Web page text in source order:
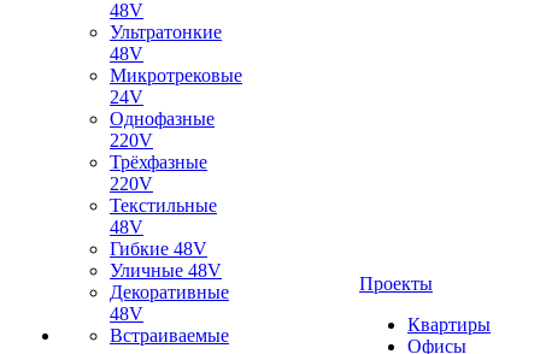
48V
Ультратонкие
48V
Микротрековые
24V
Однофазные
220V
Трёхфазные
220V
Текстильные
48V
Гибкие 48V
Уличные 48V
Декоративные
48V
Встраиваемые
Проекты
Квартиры
Офисы